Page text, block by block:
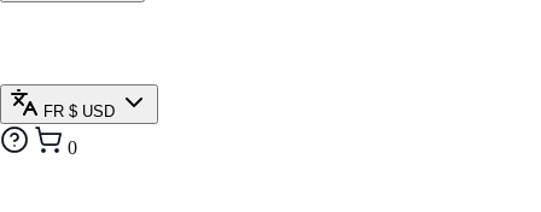
FR $ USD
0